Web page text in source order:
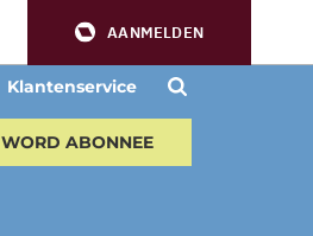
AANMELDEN
Klantenservice
WORD ABONNEE